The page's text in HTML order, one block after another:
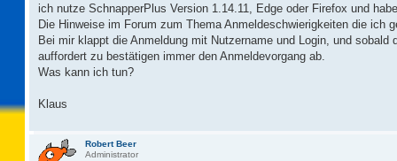
a
ich nutze SchnapperPlus Version 1.14.11, Edge oder Firefox und
Die Hinweise im Forum zum Thema Anmeldeschwierigkeiten die ich
Bei mir klappt die Anmeldung mit Nutzername und Login, und
auffordert zu bestätigen immer den Anmeldevorgang ab.
Was kann ich tun?
Klaus
Robert Beer
Administrator